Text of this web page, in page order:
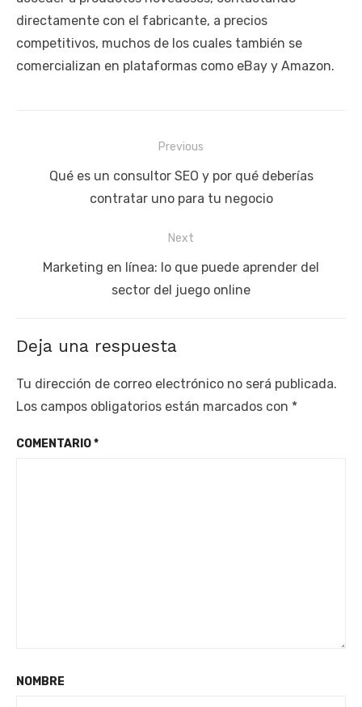
directamente con el fabricante, a precios
competitivos, muchos de los cuales también se
comercializan en plataformas como eBay y Amazon.
entradas
Previous
Previous
Qué es un consultor SEO y por qué deberías
contratar uno para tu negocio
Next
NextMarketing en línea: lo que puede aprender del
sector del juego online
Deja una respuesta
Tu dirección de correo electrónico no será publicada.
Los campos obligatorios están marcados con *
COMENTARIO*
NOMBRE